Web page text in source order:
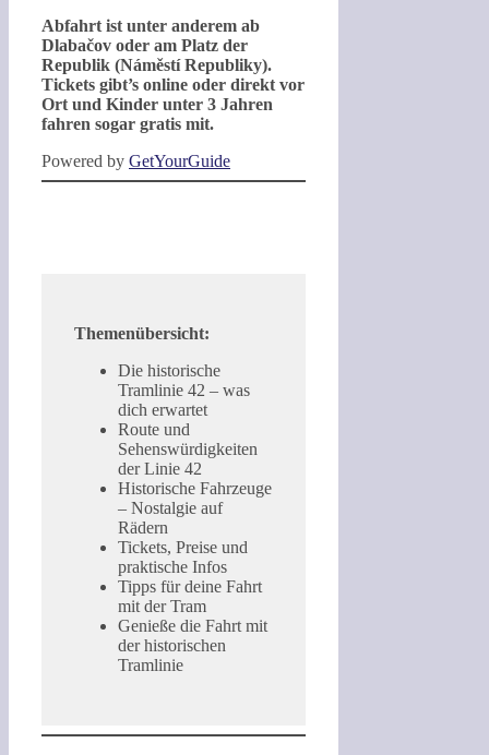
Abfahrt ist unter anderem ab
Dlabačov oder am Platz der
Republik (Náměstí Republiky).
Tickets gibt’s online oder direkt vor
Ort und Kinder unter 3 Jahren
fahren sogar gratis mit.
Powered by GetYourGuide
Themenübersicht:
Die historische
Tramlinie 42 – was
dich erwartet
Route und
Sehenswürdigkeiten
der Linie 42
Historische Fahrzeuge
– Nostalgie auf
Rädern
Tickets, Preise und
praktische Infos
Tipps für deine Fahrt
mit der Tram
Genieße die Fahrt mit
der historischen
Tramlinie